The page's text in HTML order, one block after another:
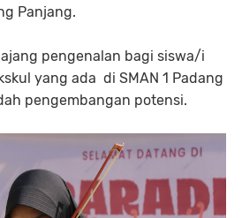
Panjang.
pengenalan bagi siswa/i
yang ada di SMAN 1 Padang
pengembangan potensi.